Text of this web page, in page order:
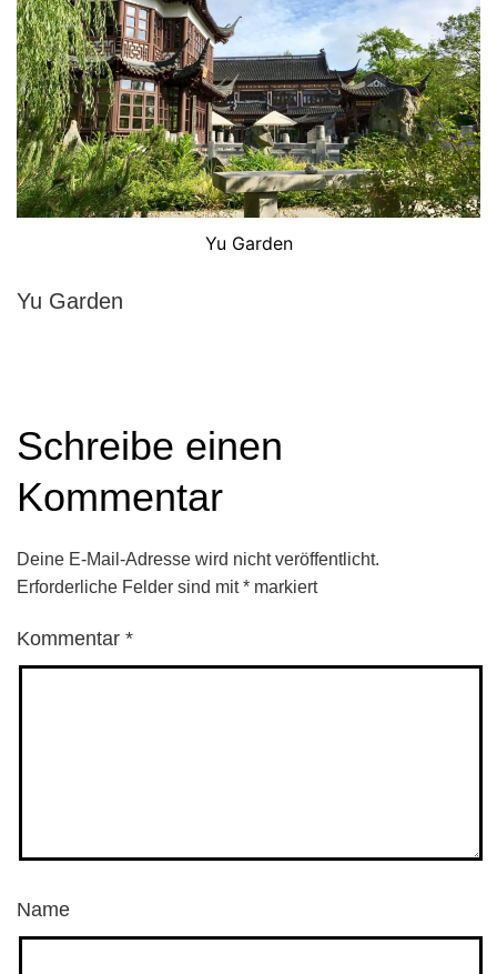
Yu Garden
Yu Garden
Schreibe einen
Kommentar
Deine E-Mail-Adresse wird nicht veröffentlicht.
Erforderliche Felder sind mit* markiert
Kommentar *
Name